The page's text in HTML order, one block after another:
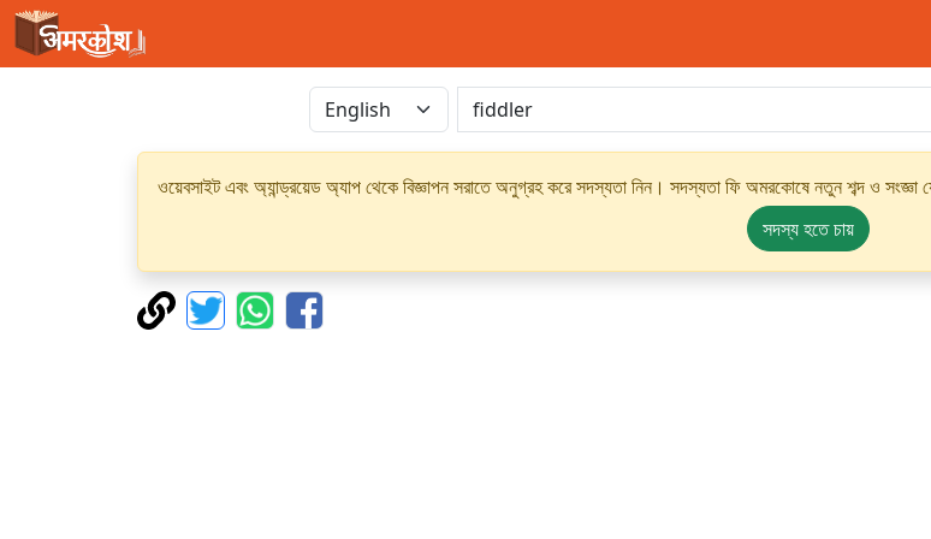
ওয়েবসাইট এবং অ্যান্ড্রয়েড অ্যাপ থেকে বিজ্ঞাপন সরাতে অনুগ্রহ করে সদস্যতা নিন। সদস্যতা ফি অমরকোষে নতুন শব্দ ও সংজ্ঞা
সদস্য হতে চায়